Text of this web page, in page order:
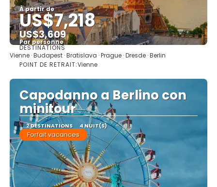
À partir de
US$7,218
US$3,609
Par personne
Afficher
DESTINATIONS
Vienne · Budapest · Bratislava · Prague · Dresde · Berlin
POINT DE RETRAIT:Vienne
Capodanno a Berlino con
minitour
2 DESTINATIONS 4 NUIT(S)
Forfait vacances